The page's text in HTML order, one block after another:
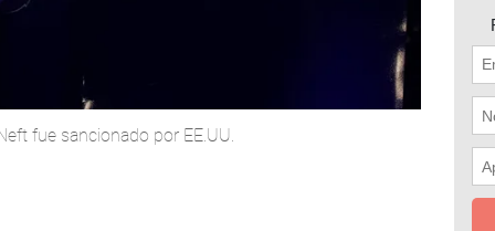
fue sancionado por EE.UU.